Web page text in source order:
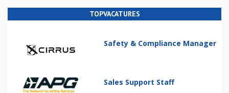
TOPVACATURES
Safety & Compliance Manager
Sales Support Staff